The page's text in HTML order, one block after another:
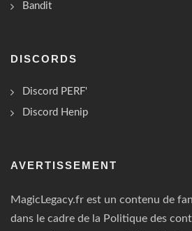
Bandit
DISCORDS
Discord PERF'
Discord Henip
AVERTISSEMENT
MagicLegacy.fr est un contenu de
dans le cadre de la Politique des